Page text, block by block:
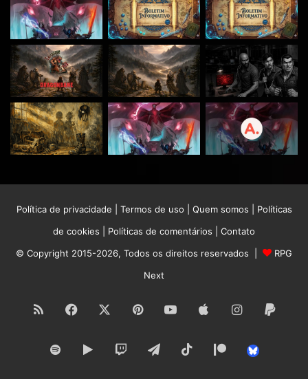
Política de privacidade Termos de uso Quem somos
Políticas
de cookies
Políticas de comentários
Contato
© Copyright 2015-2026, Todos os direitos reservados |
RPG
Next
RSS Facebook PinterestYouTubeAppleInstagram
SpotifyGoogle TwitchTelegramTikTokPatreon